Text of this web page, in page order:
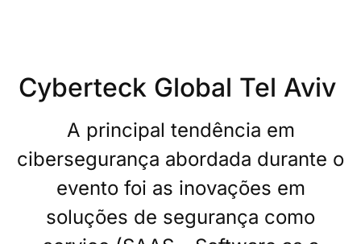
Cyberteck Global Tel Aviv
A principal tendência em
cibersegurança abordada durante o
evento foi as inovações em
soluções de segurança como